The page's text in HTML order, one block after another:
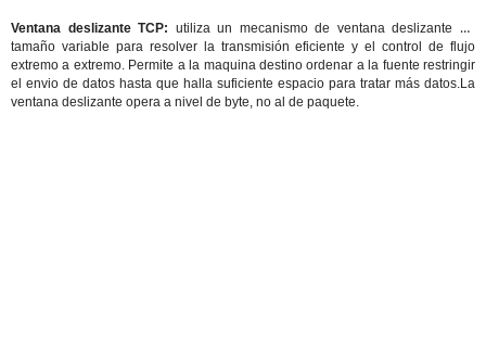
Ventana deslizante TCP: utiliza un mecanismo de ventana deslizante de
tamaño variable para resolver la transmisión eficiente y el control de flujo
extremo a extremo. Permite a la maquina destino ordenar a la fuente restringir
el envio de datos hasta que halla suficiente espacio para tratar más datos.La
ventana deslizante opera a nivel de byte, no al de paquete.